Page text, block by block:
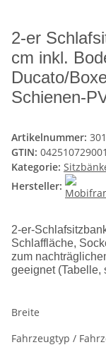
2-er
cm inkl.
Ducato/
Schienen-
Artikelnummer:
GTIN:
Kategorie:
Hersteller:
2-er-
Schlaffläche,
zum
geeignet (Tabelle,
Breite
Fahrzeugtyp /